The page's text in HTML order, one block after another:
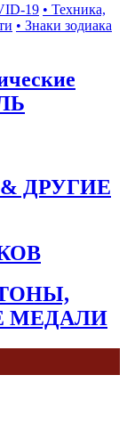
19 • Техника,
• Знаки зодиака
ДРУГИЕ
МЕДАЛИ